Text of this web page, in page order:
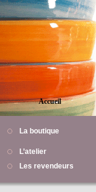
Accueil
La boutique
L’atelier
Les revendeurs